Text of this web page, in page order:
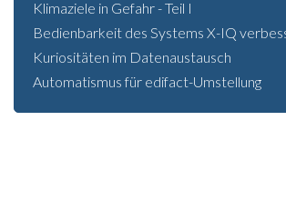
Klimaziele in Gefahr - Teil I
Bedienbarkeit des Systems X-IQ
Kuriositäten im Datenaustausch
Automatismus für edifact-Umstellung